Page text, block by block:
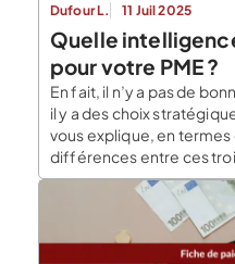
Dufour L. 11 Juil 2025
Quelle
pour votre PME ?
En fait, il n’y a pas de
il y a des choix
vous explique, en
différences entre ces
utiliser pour faire croître
efficacement et
assistant créatif toujours